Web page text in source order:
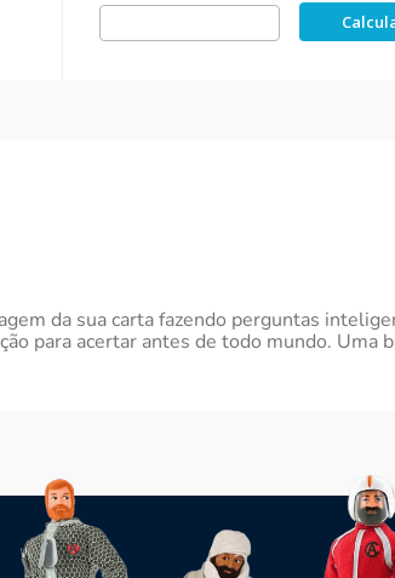
da sua carta fazendo perguntas
para acertar antes de todo mundo. Uma